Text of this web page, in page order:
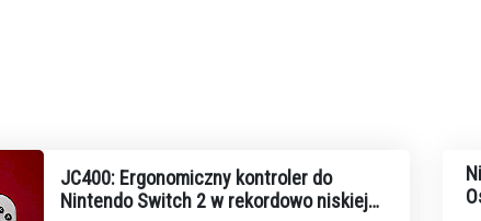
JC400: Ergonomiczny kontroler do
Nintendo Switch 2 w rekordowo niskiej